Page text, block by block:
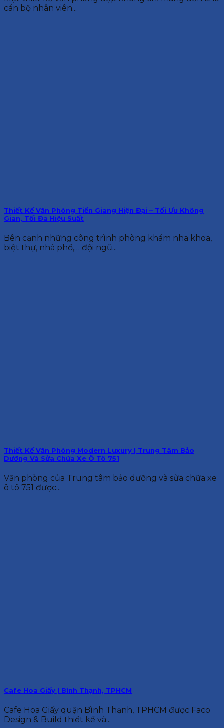
cán bộ nhân viên...
Thiết Kế Văn Phòng Tiền Giang Hiện Đại – Tối Ưu Không
Gian, Tối Đa Hiệu Suất
Bên cạnh những công trình phòng khám nha khoa,
biệt thự, nhà phố,… đội ngũ...
Thiết Kế Văn Phòng Modern Luxury | Trung Tâm Bảo
Dưỡng Và Sửa Chữa Xe Ô Tô 751
Văn phòng của Trung tâm bảo dưỡng và sửa chữa xe
ô tô 751 được...
Cafe Hoa Giấy | Bình Thạnh, TPHCM
Cafe Hoa Giấy quận Bình Thạnh, TPHCM được Faco
Design & Build thiết kế và...